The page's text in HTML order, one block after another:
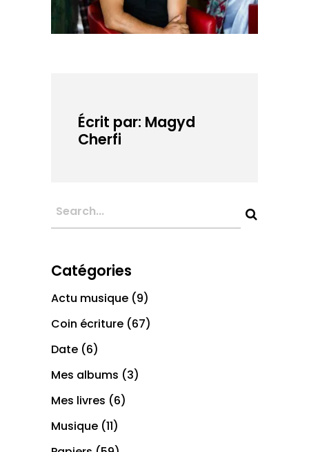
Écrit par: Magyd
Cherfi
Catégories
Actu musique (9)
Coin écriture (67)
Date (6)
Mes albums (3)
Mes livres (6)
Musique (11)